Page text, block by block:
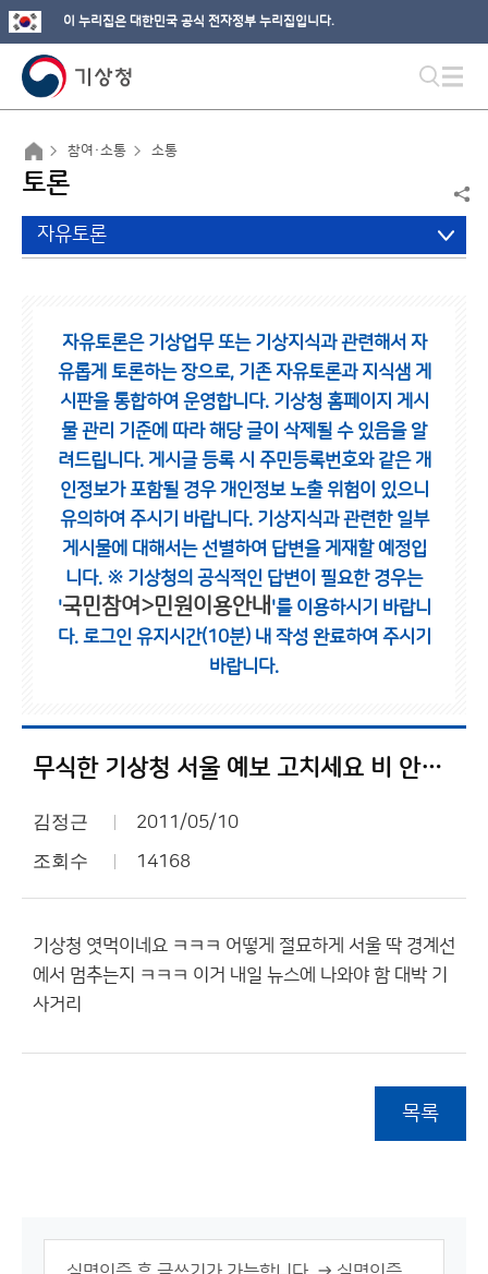
이 누리집은 대한민국 공식 전자정부 누리집입니다.
참여·소통 소통
토론
자유토론
자유토론은 기상업무 또는 기상지식과 관련해서 자
유롭게 토론하는 장으로, 기존 자유토론과 지식샘 게
시판을 통합하여 운영합니다. 기상청 홈페이지 게시
물 관리 기준에 따라 해당 글이 삭제될 수 있음을 알
려드립니다. 게시글 등록 시 주민등록번호와 같은 개
인정보가 포함될 경우 개인정보 노출 위험이 있으니
유의하여 주시기 바랍니다. 기상지식과 관련한 일부
게시물에 대해서는 선별하여 답변을 게재할 예정입
니다. ※ 기상청의 공식적인 답변이 필요한 경우는
'국민참여>민원이용안내 '를 이용하시기 바랍니
다. 로그인 유지시간(10분) 내 작성 완료하여 주시기
바랍니다.
무식한 기상청 서울 예보 고치세요 비 안옵니다
김정근 2011/05/10
조회수 14168
기상청 엿먹이네요 ㅋㅋㅋ 어떻게 절묘하게 서울 딱 경계선
에서 멈추는지 ㅋㅋㅋ 이거 내일 뉴스에 나와야 함 대박 기
사거리
목록